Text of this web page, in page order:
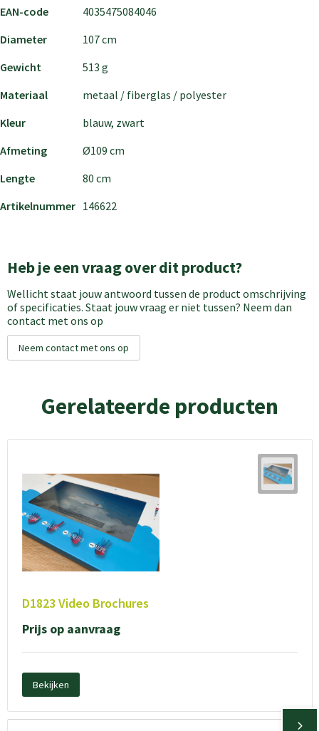
EAN-code
4035475084046
Diameter
107 cm
Gewicht
513 g
Materiaal
metaal / fiberglas / polyester
Kleur
blauw, zwart
Afmeting
Ø109 cm
Lengte
80 cm
Artikelnummer 146622
Heb je een vraag over dit product?
Wellicht staat jouw antwoord tussen de product omschrijving
of specificaties. Staat jouw vraag er niet tussen? Neem dan
contact met ons op
Neem contact met ons op
Gerelateerde producten
D1823 Video Brochures
Prijs op aanvraag
Bekijken